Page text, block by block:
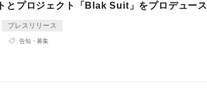
とプロジェクト「Blak Suit」をプロデュース
プレスリリース
告知・募集